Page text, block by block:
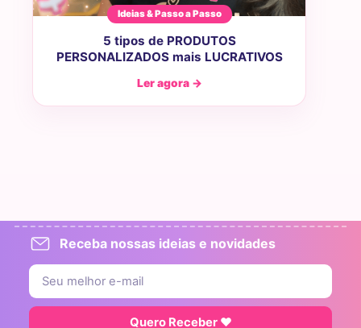
Ideias & Passo a Passo
5 tipos de PRODUTOS
PERSONALIZADOS mais LUCRATIVOS
Ler agora →
Receba nossas ideias e novidades
Quero Receber ♥